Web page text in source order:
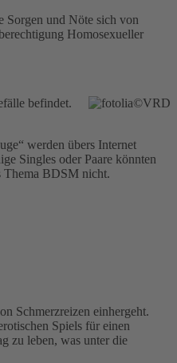
Sorgen und Nöte sich von
Homosexueller
befindet.
werden übers Internet
Singles oder Paare könnten
Thema BDSM nicht.
Schmerzreizen einhergeht.
Spiels für einen
zu leben, was unter die